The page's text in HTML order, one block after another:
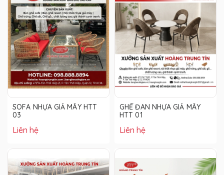
SOFA NHỰA GIẢ MÂY HTT
03
Liên hệ
GHẾ ĐAN NHỰA GIẢ MÂY
HTT 01
Liên hệ